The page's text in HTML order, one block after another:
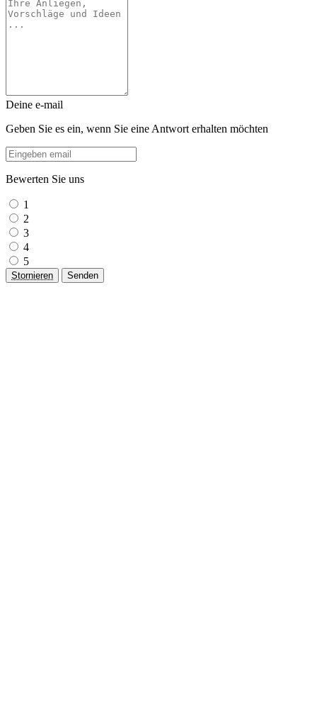
Deine e-mail
Geben Sie es ein, wenn Sie eine Antwort erhalten möchten
Bewerten Sie uns
1
2
3
4
5
Stornieren Senden